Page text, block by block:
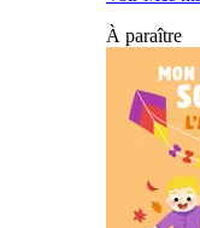
À paraître